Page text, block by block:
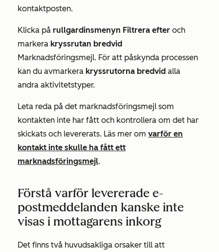
kontaktposten.
Klicka på rullgardinsmenyn Filtrera efter och
markera kryssrutan bredvid
Marknadsföringsmejl. För att påskynda processen
kan du avmarkera kryssrutorna bredvid alla
andra aktivitetstyper.
Leta reda på det marknadsföringsmejl som
kontakten inte har fått och kontrollera om det har
skickats och levererats. Läs mer om varför en
kontakt inte skulle ha fått ett
marknadsföringsmejl.
Förstå varför levererade e-
postmeddelanden kanske inte
visas i mottagarens inkorg
Det finns två huvudsakliga orsaker till att